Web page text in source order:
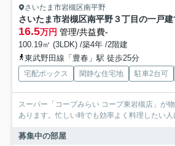
さいたま市岩槻区南平野
さいたま市岩槻区南平野３丁目の一戸建
16.5万円 管理/共益費-
100.19㎡ (3LDK) /築4年 /2階建
東武野田線「豊春」駅 徒歩25分
宅配ボックス 閑静な住宅地 駐車2台可
スーパー「コープみらい コープ東岩槻店」が
あります。忙しい時でも効率よく料理したい人
募集中の部屋